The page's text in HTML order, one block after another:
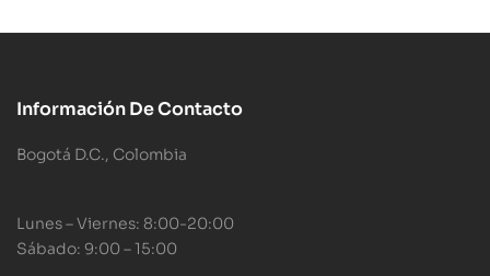
Información De Contacto
Bogotá D.C., Colombia
Lunes – Viernes: 8:00-20:00
Sábado: 9:00 – 15:00